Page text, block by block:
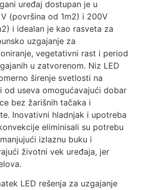
uređaj dostupan je u
(površina od 1m2) i 200V
i idealan je kao rasveta za
uzgajanje za
vegetativni rast i period
u zatvorenom. Niz LED
širenje svetlosti na
od useva omogućavajući dobar
bez žarišnih tačaka i
Inovativni hladnjak i upotreba
eliminisali su potrebu
izlaznu buku i
životni vek uređaja, jer
LED rešenja za uzgajanje